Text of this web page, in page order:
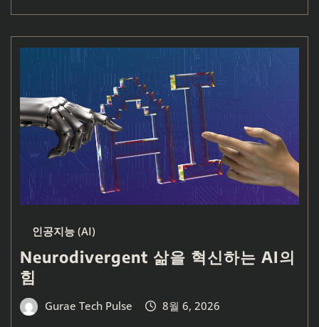
인공지능 (AI)
Neurodivergent 삶을 혁신하는 AI의
힘
Gurae Tech Pulse 8월 6, 2026